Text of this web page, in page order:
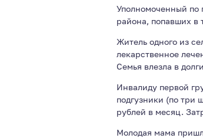
Уполномоченный по
района, попавших в
Житель одного из
лекарственное
Семья влезла в
Инвалиду первой
подгузники (по три
рублей в месяц.
Молодая мама